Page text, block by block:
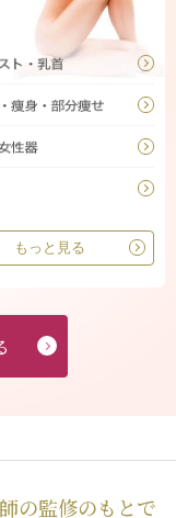
もっと見る
の監修のもとで